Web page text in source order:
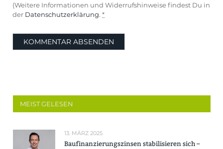
(Weitere Informationen und Widerrufshinweise findest Du in
der Datenschutzerklärung. *
MEIST GELESEN
13. MÄRZ 2025
Baufinanzierungszinsen stabilisieren sich –